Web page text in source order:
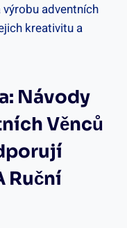
Návody
Věnců
Ruční